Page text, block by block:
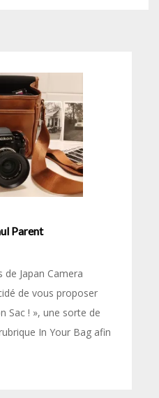
Parent
Japan Camera
de vous proposer
Sac ! », une sorte de
In Your Bag afin